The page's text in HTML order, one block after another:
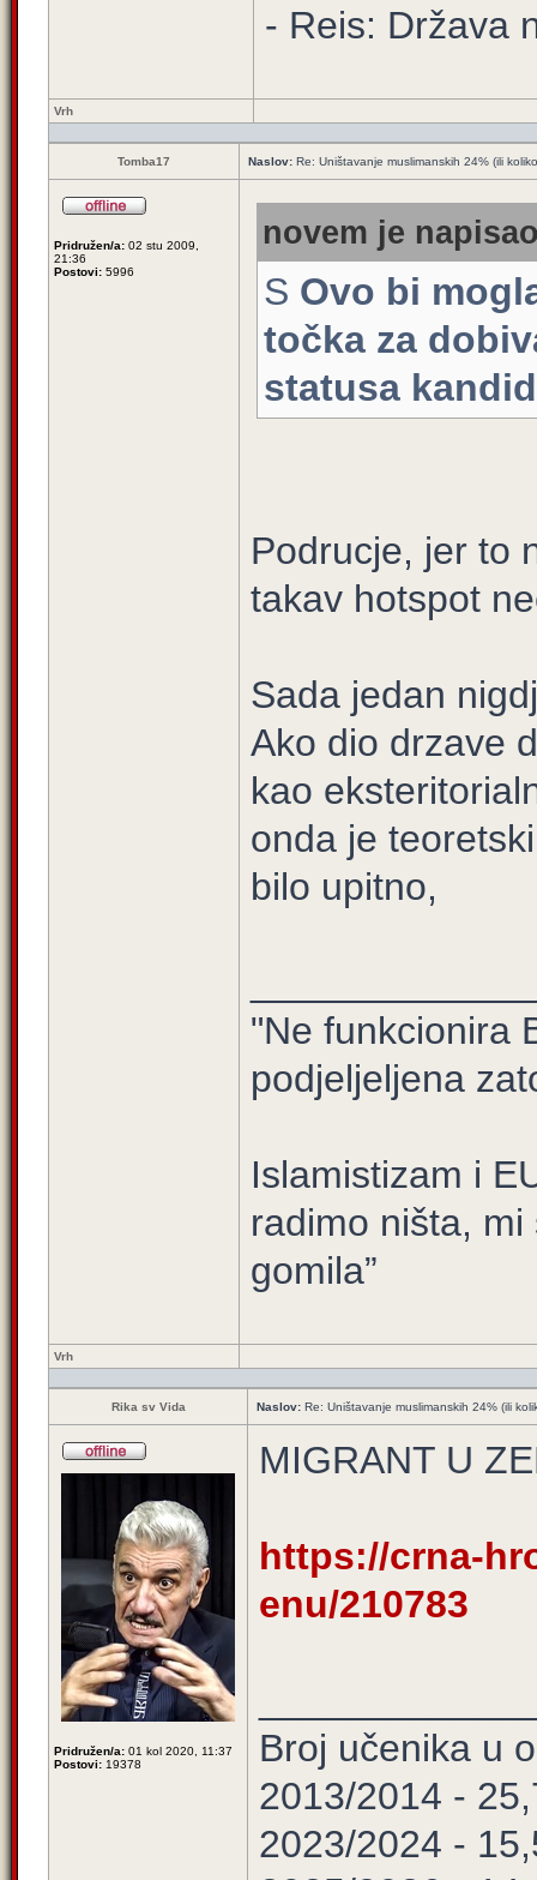
- Reis: Država
Vrh
Tomba17 Naslov: Re: Uništavanje muslimanskih 24% (ili
Pridružen/a: 02 stu 2009,
21:36
Postovi: 5996
novem je
S Ovo bi
točka za
statusa
Podrucje, jer to
takav hotspot
Sada jedan
Ako dio drzave
kao
onda je
bilo upitno,
"Ne funkcionira
podjeljeljena
Islamistizam i
radimo ništa,
gomila”
Vrh
Rika sv Vida Naslov: Re: Uništavanje muslimanskih 24% (ili
Pridružen/a: 01 kol 2020, 11:37
Postovi: 19378
MIGRANT U
https://crna-
enu/210783
Broj učenika u
2013/2014 -
2023/2024 -